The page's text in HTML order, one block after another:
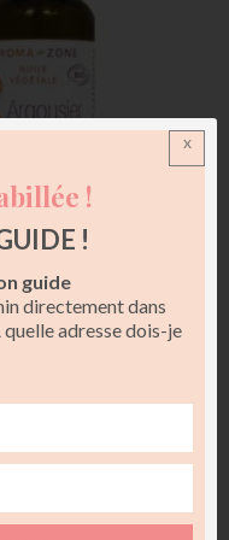
Aroma Zone
ou l’ensemble et
pas les vêtements.
!
!
guide
directement dans
adresse dois-je
x